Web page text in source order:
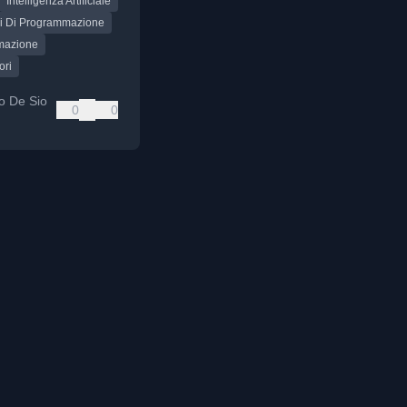
simulata.
Di Programmazione
De Sio
0 0